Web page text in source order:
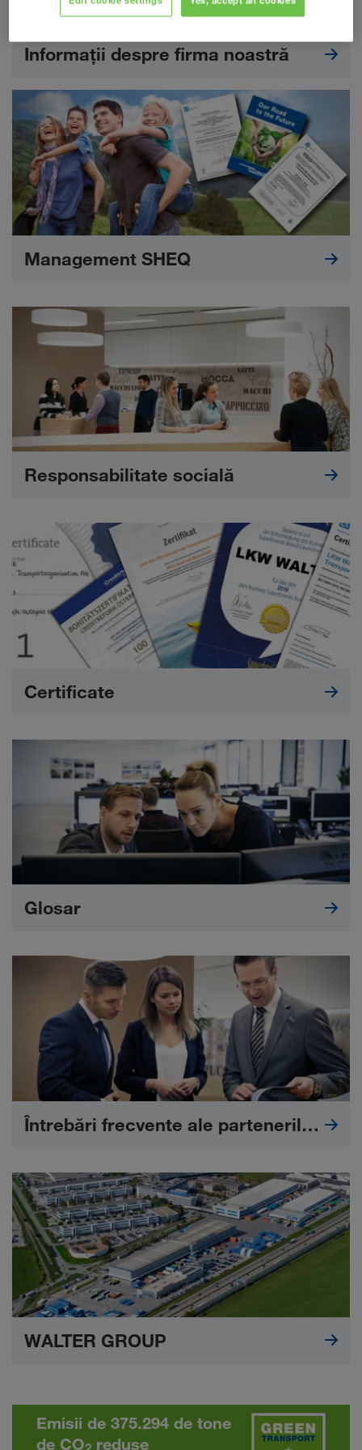
Informații despre firma noastră
Management SHEQ
Responsabilitate socială
Certificate
Glosar
Întrebări frecvente ale partenerilor de transport
WALTER GROUP
Emisii de 375.294 de tone
de CO
reduse